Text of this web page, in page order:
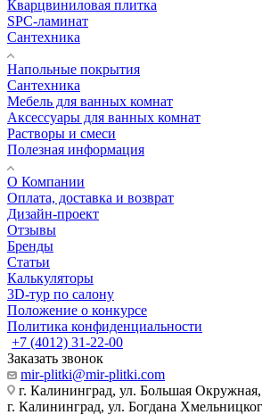
Кварцвиниловая плитка
SPC-ламинат
Сантехника
Напольные покрытия
Сантехника
Мебель для ванных комнат
Аксессуары для ванных комнат
Растворы и смеси
Полезная информация
О Компании
Оплата, доставка и возврат
Дизайн-проект
Отзывы
Бренды
Статьи
Калькуляторы
3D-тур по салону
Положение о конкурсе
Политика конфиденциальности
+7 (4012) 31-22-00
Заказать звонок
mir-plitki@mir-plitki.com
г. Калининград, ул. Большая
г. Калининград, ул. Богдана